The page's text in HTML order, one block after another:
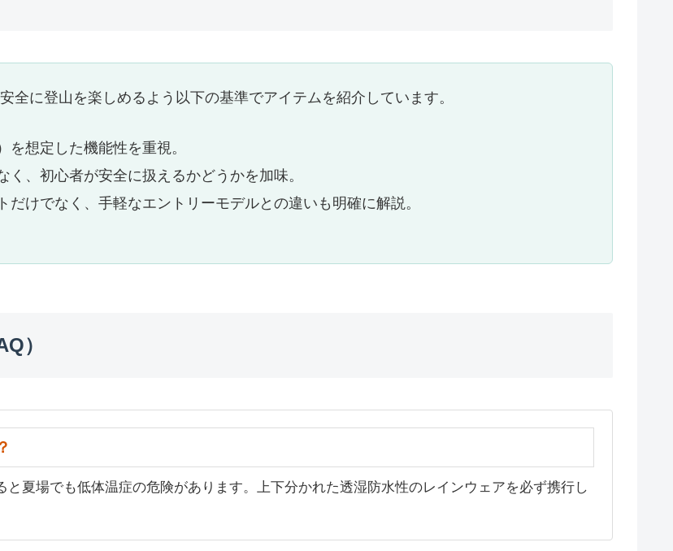
全に登山を楽しめるよう以下の基準でアイテムを紹介しています。
想定した機能性を重視。
く、初心者が安全に扱えるかどうかを加味。
だけでなく、手軽なエントリーモデルとの違いも明確に解説。
）
夏場でも低体温症の危険があります。上下分かれた透湿防水性のレインウェアを必ず携行し